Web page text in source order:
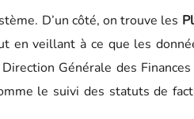
D’un côté, on trouve les
en veillant à ce que les
Générale des
le suivi des statuts de